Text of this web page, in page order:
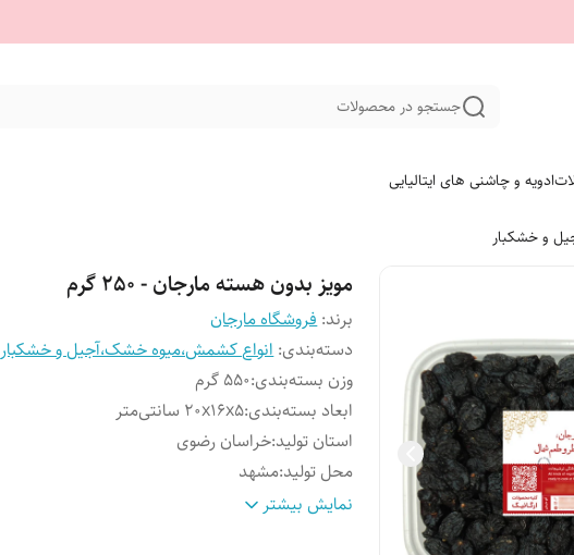
جستجو در محصولات
ادویه و چاشنی های ایتالیایی
و خشکبار
مویز بدون هسته مارجان - 250 گرم
برند:فروشگاه مارجان
دسته‌بندی:انواع کشمش،میوه خشک،آجیل و خشکبار
وزن بسته‌بندی:550 گرم
ابعاد بسته‌بندی:20x16x5 سانتی‌متر
استان تولید:خراسان رضوی
محل تولید:مشهد
وزن:500 گرم
نمایش بیشتر